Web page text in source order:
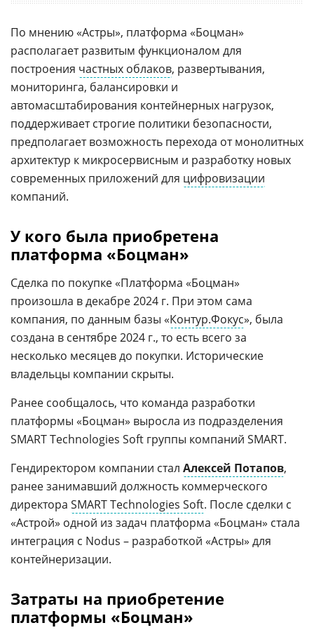
По мнению «Астры», платформа «Боцман»
располагает развитым функционалом для
построения частных облаков, развертывания,
мониторинга, балансировки и
автомасштабирования контейнерных нагрузок,
поддерживает строгие политики безопасности,
предполагает возможность перехода от монолитных
архитектур к микросервисным и разработку новых
современных приложений для цифровизации
компаний.
У кого была приобретена
платформа «Боцман»
Сделка по покупке «Платформа «Боцман»
произошла в декабре 2024 г. При этом сама
компания, по данным базы «Контур.Фокус», была
создана в сентябре 2024 г., то есть всего за
несколько месяцев до покупки. Исторические
владельцы компании скрыты.
Ранее сообщалось, что команда разработки
платформы «Боцман» выросла из подразделения
SMART Technologies Soft группы компаний SMART.
Гендиректором компании стал Алексей Потапов,
ранее занимавший должность коммерческого
директора SMART Technologies Soft. После сделки с
«Астрой» одной из задач платформа «Боцман» стала
интеграция с Nodus – разработкой «Астры» для
контейнеризации.
Затраты на приобретение
платформы «Боцман»